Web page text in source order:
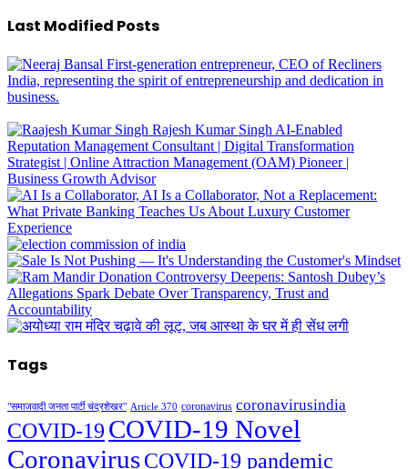
Last Modified Posts
Tags
"समाजवादी जनता पार्टी चंद्रशेखर" Article 370 coronavirus coronavirusindia
COVID-19 COVID-19 Novel
CoronavirusCOVID-19 pandemic